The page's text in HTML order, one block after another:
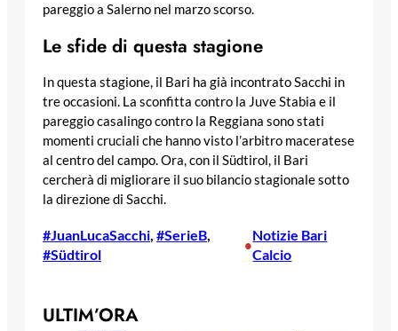
pareggio a Salerno nel marzo scorso.
Le sfide di questa stagione
In questa stagione, il Bari ha già incontrato Sacchi in
tre occasioni. La sconfitta contro la Juve Stabia e il
pareggio casalingo contro la Reggiana sono stati
momenti cruciali che hanno visto l’arbitro maceratese
al centro del campo. Ora, con il Südtirol, il Bari
cercherà di migliorare il suo bilancio stagionale sotto
la direzione di Sacchi.
#JuanLucaSacchi, #SerieB
#Südtirol
•
Notizie Bari
Calcio
ULTIM’ORA